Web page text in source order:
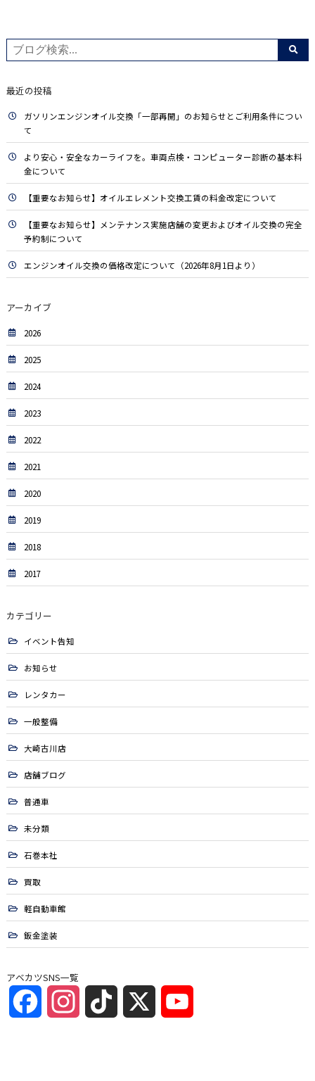
最近の投稿
ガソリンエンジンオイル交換「一部再開」のお知らせとご利用条件につい
て
より安心・安全なカーライフを。車両点検・コンピューター診断の基本料
金について
【重要なお知らせ】オイルエレメント交換工賃の料金改定について
【重要なお知らせ】メンテナンス実施店舗の変更およびオイル交換の完全
予約制について
エンジンオイル交換の価格改定について（2026年8月1日より）
アーカイブ
2026
2025
2024
2023
2022
2021
2020
2019
2018
2017
カテゴリー
イベント告知
お知らせ
レンタカー
一般整備
大崎古川店
店舗ブログ
普通車
未分類
石巻本社
買取
軽自動車館
鈑金塗装
アベカツSNS一覧
FacebookInstagramTikTok